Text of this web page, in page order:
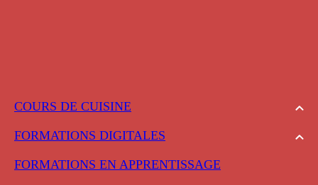
COURS DE CUISINE
FORMATIONS DIGITALES
FORMATIONS EN APPRENTISSAGE